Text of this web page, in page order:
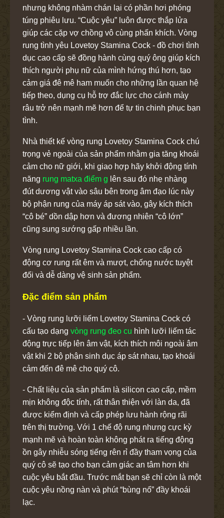
nhưng không nhàm chán lại có phần hơi phóng
túng phiêu lưu. “Cuộc yêu” luôn được thắp lửa
giúp các cặp vợ chồng vô cùng phấn khích. Vòng
rung tình yêu Lovetoy Stamina Cock - đồ chơi tình
dục cao cấp sẽ đồng hành cùng quý ông giúp kích
thích người phụ nữ của mình hứng thú hơn, tạo
cảm giá đê mê ham muốn cho những lần quan hệ
tiếp theo, dụng cụ hỗ trợ đắc lực cho cánh mày
râu trở nên mạnh mẽ hơn để tự tin chinh phục bạn
tình.
Nhà thiết kế vòng rung Lovetoy Stamina Cock chú
trọng vẻ ngoài của sản phẩm nhằm gia tăng khoái
cảm cho nữ giới, khi giao hợp hãy khởi động tính
năng rung matxa điểm g lên sau đó nhẹ nhàng
đút dương vật vào sâu bên trong âm đạo lúc này
bộ phận rung của máy áp sát vào, gây kích thích
“cô bé” dồn dập hơn và đương nhiên “cô lớn”
cũng sung sướng gấp nhiều lần.
Vòng rung Lovetoy Stamina Cock cao cấp có
động cơ rung rất êm và mượt, chống nước tuyệt
đối và dễ dàng vệ sinh sản phẩm.
Đặc điểm sản phẩm
- Vòng rung lưỡi liếm Lovetoy Stamina Cock có
cấu tạo dạng vòng rung đeo cu hình lưỡi liếm tác
động trực tiếp lên âm vật, kích thích môi ngoài âm
vật khi 2 bộ phận sinh dục áp sát nhau, tạo khoái
cảm đến đê mê cho quý cô.
- Chất liệu của sản phẩm là silicon cao cấp, mềm
mịn không độc tính, rất thân thiện với làn da, đã
được kiểm định và cấp phép lưu hành rộng rãi
trên thị trường. Với 1 chế độ rung nhưng cực kỳ
mạnh mẽ và hoàn toàn không phát ra tiếng động
ồn gây nhiễu sóng tiếng rên rỉ đầy tham vọng của
quý cô sẽ tạo cho bạn cảm giác an tâm hơn khi
cuộc yêu bắt đầu. Trước mắt bạn sẽ chỉ còn là một
cuộc yêu nồng nàn và phút “bùng nổ” đầy khoái
lạc.